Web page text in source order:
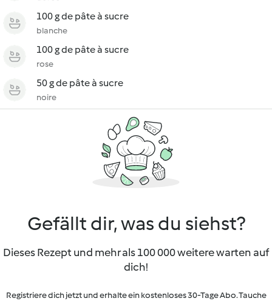
100 g de pâte à sucre
blanche
100 g de pâte à sucre
rose
50 g de pâte à sucre
noire
Gefällt dir, was du siehst?
Dieses Rezept und mehr als 100 000 weitere warten auf
dich!
Registriere dich jetzt und erhalte ein kostenloses 30-Tage Abo. Tauche